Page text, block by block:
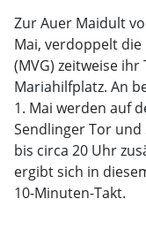
Zur Auer Maidult
Mai, verdoppelt
(MVG) zeitweise
Mariahilfplatz. An
1. Mai werden auf
Sendlinger Tor und
bis circa 20 Uhr
ergibt sich in
10-Minuten-Takt.